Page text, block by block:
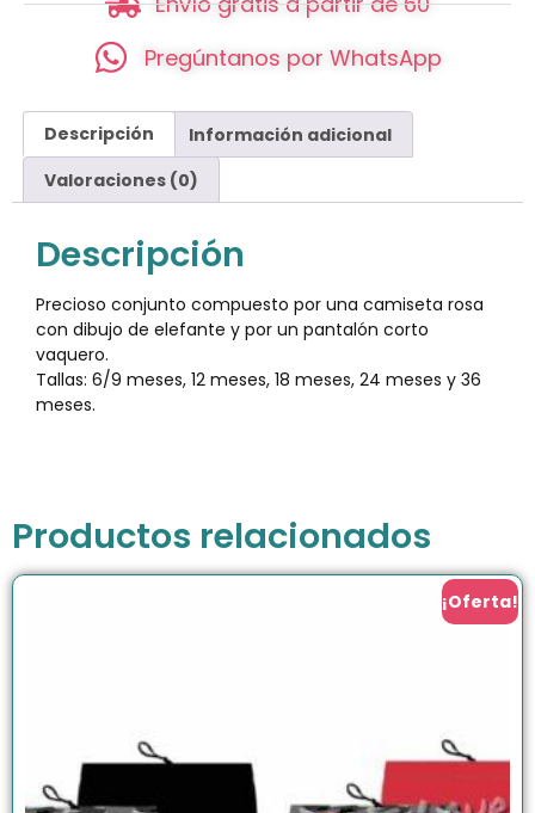
Pregúntanos por WhatsApp
Descripción
Información adicional
Valoraciones (0)
Descripción
Precioso conjunto compuesto por una camiseta rosa
con dibujo de elefante y por un pantalón corto
vaquero.
Tallas: 6/9 meses, 12 meses, 18 meses, 24 meses y 36
meses.
Productos relacionados
¡Oferta!